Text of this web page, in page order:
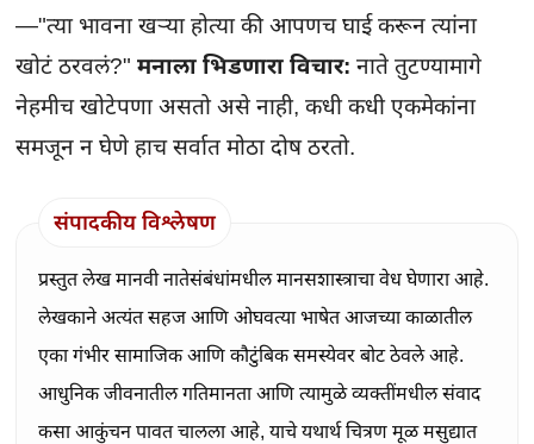
—"त्या भावना खऱ्या होत्या की आपणच घाई करून त्यांना
खोटं ठरवलं?"मनाला भिडणारा विचार: नाते तुटण्यामागे
नेहमीच खोटेपणा असतो असे नाही, कधी कधी एकमेकांना
समजून न घेणे हाच सर्वात मोठा दोष ठरतो.
संपादकीय विश्लेषण
प्रस्तुत लेख मानवी नातेसंबंधांमधील मानसशास्त्राचा वेध घेणारा आहे.
लेखकाने अत्यंत सहज आणि ओघवत्या भाषेत आजच्या काळातील
एका गंभीर सामाजिक आणि कौटुंबिक समस्येवर बोट ठेवले आहे.
आधुनिक जीवनातील गतिमानता आणि त्यामुळे व्यक्तींमधील संवाद
कसा आकुंचन पावत चालला आहे, याचे यथार्थ चित्रण मूळ मसुद्यात